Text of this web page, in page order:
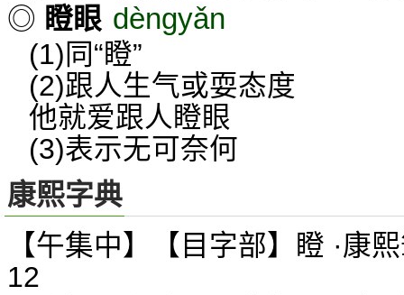
◎ 瞪眼 dèngyǎn
(1)同“瞪”
(2)跟人生气或耍态度
他就爱跟人瞪眼
(3)表示无可奈何
康熙字典
【午集中】【目字部】瞪 ·康
12